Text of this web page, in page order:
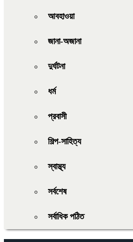
আবহাওয়া
জানা-অজানা
দুর্ঘটনা
ধর্ম
প্রবাসী
শিল্প-সাহিত্য
স্বাস্থ্য
সর্বশেষ
সর্বাধিক পঠিত